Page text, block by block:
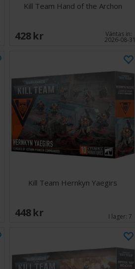
Kill Team Hand of the Archon
428 SEK Väntas in:
2026-08-31
Kill Team Hernkyn Yaegirs
448 SEK I lager: 7